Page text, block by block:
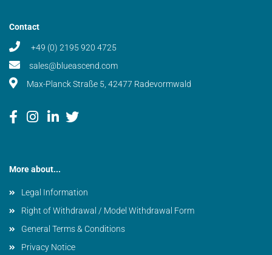
Contact
+49 (0) 2195 920 4725
sales@blueascend.com
Max-Planck Straße 5, 42477 Radevormwald
More about...
Legal Information
Right of Withdrawal / Model Withdrawal Form
General Terms & Conditions
Privacy Notice